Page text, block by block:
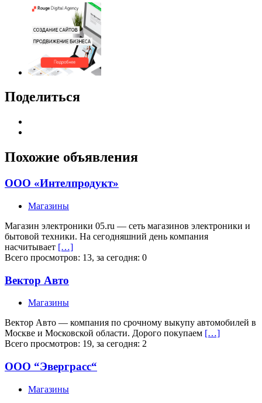
Поделиться
Похожие объявления
ООО «Интелпродукт»
Магазины
Магазин электроники 05.ru — сеть магазинов электроники и
бытовой техники. На сегодняшний день компания
насчитывает […]
Всего просмотров: 13, за сегодня: 0
Вектор Авто
Магазины
Вектор Авто — компания по срочному выкупу автомобилей в
Москве и Московской области. Дорого покупаем […]
Всего просмотров: 19, за сегодня: 2
ООО “Эверграсс“
Магазины